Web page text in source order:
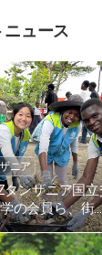
ュース
ニア
タンザニア国
の会員ら、街
動を通じて地
美化に貢献